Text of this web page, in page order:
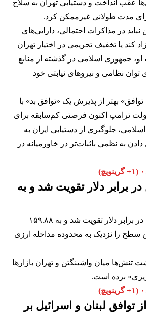
عقب انداخت و دستیابی تهران به سلاح
مدت طولانی غیرممکن کرد.
نباید در مذاکرات احتمالی، دارایی‌های
کند یا تخفیف تحریمی در اختیار تهران
او، جمهوری اسلامی در گذشته از منابع
توان نظامی و نیروهای نیابتی خود
بهتر از پذیرش یک «توافق بد» با
ترامپ اکنون فرصتی کم‌سابقه برای
جلوگیری از دستیابی ایران به
به نظمی باثبات‌تر در خاورمیانه در
برابر دلار تقویت شد و به
رویترز نوشت ین ژاپن در برابر دلار تقویت شد و به ۱۵۹.۸۸
سطح را نزدیک به محدوده مداخله ارزی
تنش‌ها میان واشینگتن و تهران بازارها
برده است.
لبنان و اسرائیل بر